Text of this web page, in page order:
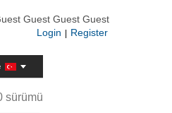
Guest Guest Guest
Login
Register
sürümü